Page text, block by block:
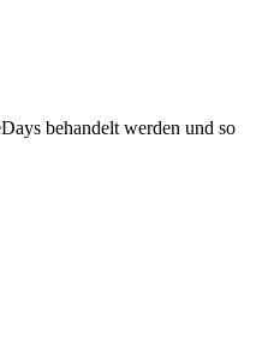
behandelt werden und so